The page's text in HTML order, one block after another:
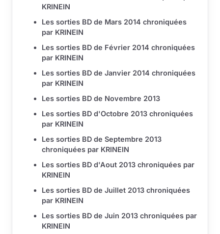
KRINEIN
Les sorties BD de Mars 2014 chroniquées
par KRINEIN
Les sorties BD de Février 2014 chroniquées
par KRINEIN
Les sorties BD de Janvier 2014 chroniquées
par KRINEIN
Les sorties BD de Novembre 2013
Les sorties BD d'Octobre 2013 chroniquées
par KRINEIN
Les sorties BD de Septembre 2013
chroniquées par KRINEIN
Les sorties BD d'Aout 2013 chroniquées par
KRINEIN
Les sorties BD de Juillet 2013 chroniquées
par KRINEIN
Les sorties BD de Juin 2013 chroniquées par
KRINEIN